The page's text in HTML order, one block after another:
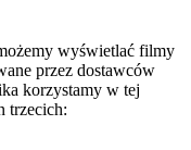
wyświetlać filmy
przez dostawców
korzystamy w tej
trzecich: